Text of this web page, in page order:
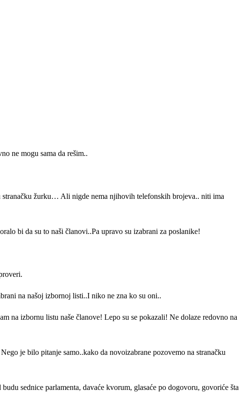
ne mogu sama da rešim..
stranačku žurku… Ali nigde nema njihovih telefonskih brojeva.. niti ima
bi da su to naši članovi..Pa upravo su izabrani za poslanike!
na našoj izbornoj listi..I niko ne zna ko su oni..
na izbornu listu naše članove! Lepo su se pokazali! Ne dolaze redovno na
je bilo pitanje samo..kako da novoizabrane pozovemo na stranačku
sednice parlamenta, davaće kvorum, glasaće po dogovoru, govoriće šta